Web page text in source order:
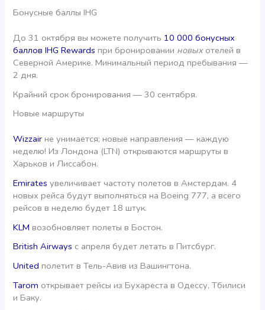
Бонусные баллы IHG
До 31 октября вы можете получить 10 000 бонусных
баллов IHG Rewards при бронировании новыхотелей в
Северной Америке. Минимальный период пребывания —
2 дня.
Крайний срок бронирования — 30 сентября.
Новые маршруты
Wizzair не унимается; новые направления — каждую
неделю! Из Лондона (LTN) открываются маршруты в
Харьков и Лиссабон.
Emirates увеличивает частоту полетов в Амстердам. 4
новых рейса будут выполняться на Boeing 777, а всего
рейсов в неделю будет 18 штук.
KLM возобновляет полеты в Бостон.
British Airways с апреля будет летать в Питсбург.
United полетит в Тель-Авив из Вашингтона.
Tarom открывает рейсы из Бухареста в Одессу, Тбилиси
и Баку.